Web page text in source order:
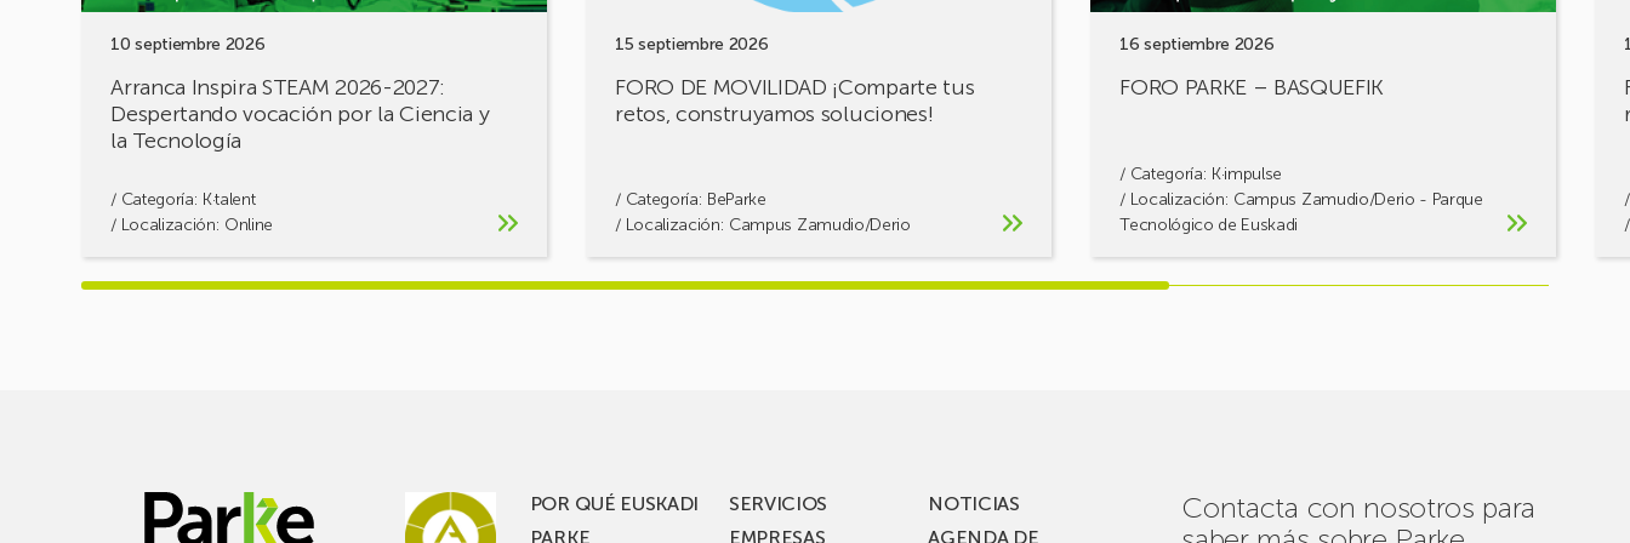
10 septiembre 2026
Arranca Inspira STEAM 2026-2027:
Despertando vocación por la Ciencia y
la Tecnología
/ Categoría: K·talent
/ Localización: Online
y
15 septiembre 2026
FORO DE MOVILIDAD ¡Comparte tus
retos, construyamos soluciones!
/ Categoría: BeParke
/ Localización: Campus Zamudio/Derio
16 septiembre 2026
FORO PARKE – BASQUEFIK
/ Categoría: K·impulse
/ Localización: Campus Zamudio/Derio - Parque
Tecnológico de Euskadi
POR QUÉ EUSKADI
PARKE
SERVICIOS
EMPRESAS
NOTICIAS
AGENDA DE
Contacta con nosotros para